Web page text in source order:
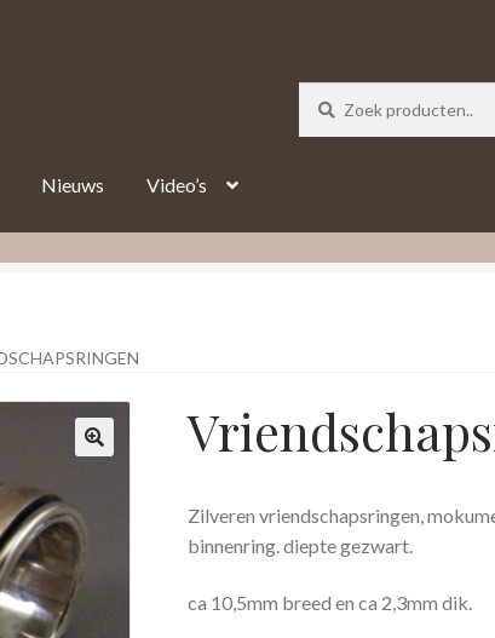
Nieuws Video’s
Zilveren vriendschapsringen,
binnenring. diepte gezwart.
ca 10,5mm breed en ca 2,3mm dik.